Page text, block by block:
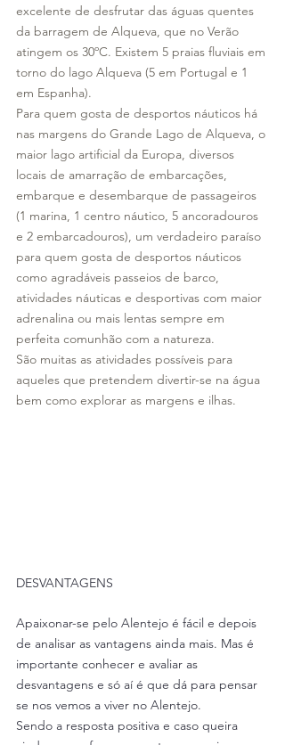
excelente de desfrutar das águas quentes
da barragem de Alqueva, que no Verão
atingem os 30ºC. Existem 5 praias fluviais em
torno do lago Alqueva (5 em Portugal e 1
em Espanha).
Para quem gosta de desportos náuticos há
nas margens do Grande Lago de Alqueva, o
maior lago artificial da Europa, diversos
locais de amarração de embarcações,
embarque e desembarque de passageiros
(1 marina, 1 centro náutico, 5 ancoradouros
e 2 embarcadouros), um verdadeiro paraíso
para quem gosta de desportos náuticos
como agradáveis passeios de barco,
atividades náuticas e desportivas com maior
adrenalina ou mais lentas sempre em
perfeita comunhão com a natureza.
São muitas as atividades possíveis para
aqueles que pretendem divertir-se na água
bem como explorar as margens e ilhas.
DESVANTAGENS
Apaixonar-se pelo Alentejo é fácil e depois
de analisar as vantagens ainda mais. Mas é
importante conhecer e avaliar as
desvantagens e só aí é que dá para pensar
se nos vemos a viver no Alentejo.
Sendo a resposta positiva e caso queira